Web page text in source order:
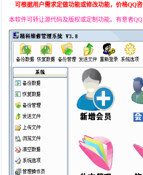
可根据用户需求定做功能或修改功能，价格QQ咨
本软件可转让源代码及版权或定制功能。有意者